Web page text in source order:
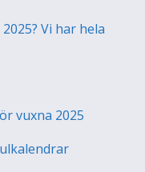
Vi har hela
vuxna 2025